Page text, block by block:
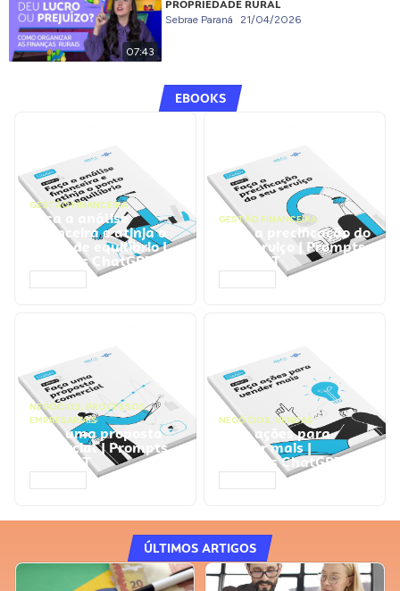
07:43
PROPRIEDADE RURAL
Sebrae Paraná 21/04/2026
EBOOKS
GESTÃO FINANCEIRA
Faça a análise
financeira e atinja o
ponto de equilíbrio |
Prompts ChatGPT
GESTÃO FINANCEIRA
Faça a precificação do
seu serviço | Prompts
ChatGPT
NEGÓCIOS, PROCESSOS
EMPRESARIAIS
Faça uma proposta
comercial | Prompts
ChatGPT
NEGÓCIOS, VENDAS
Faça ações para
vender mais |
Prompts ChatGPT
ÚLTIMOS ARTIGOS